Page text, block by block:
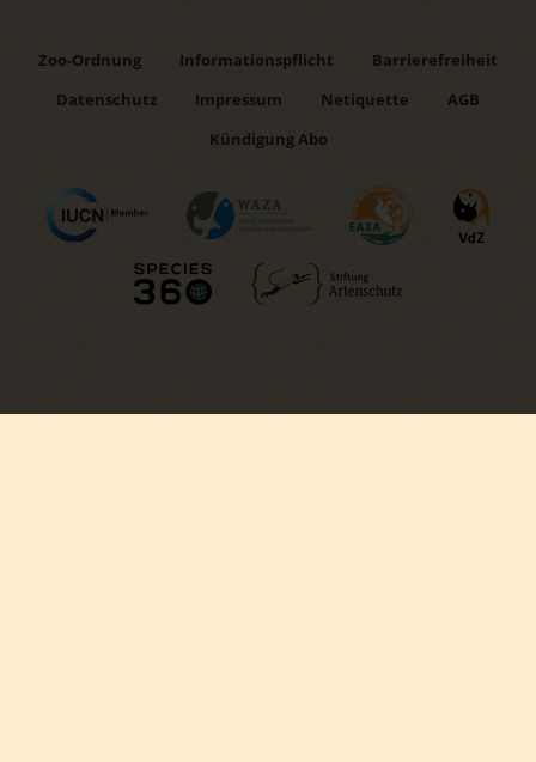
Zoo-Ordnung Informationspflicht
Barrierefreiheit
Datenschutz
Impressum Netiquette
AGB
Kündigung Abo